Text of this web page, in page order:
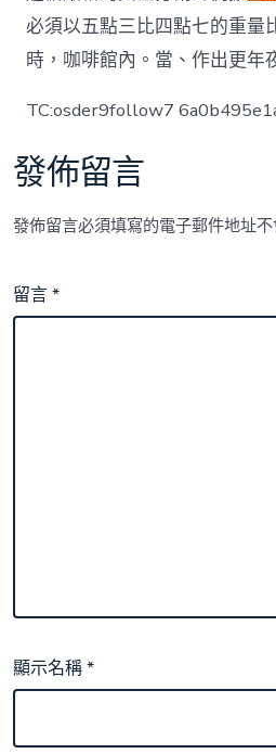
必須以五點三比四點七的重量
時，咖啡館內。當、作出更年
TC:osder9follow7
發佈留言
發佈留言必須填寫的電子郵件地址不
留言*
顯示名稱*